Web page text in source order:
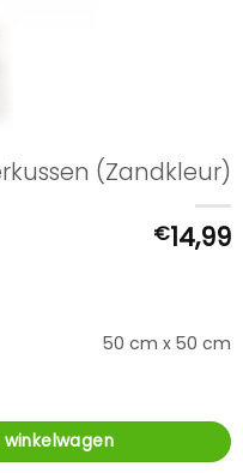
(Zandkleur)
€14,99
50 cm x 50 cm
aantal